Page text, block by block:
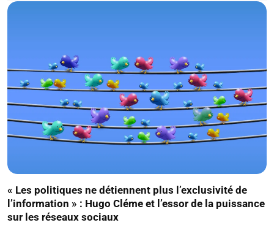
« Les politiques ne détiennent plus l’exclusivité de
l’information » : Hugo Cléme et l’essor de la puissance
sur les réseaux sociaux